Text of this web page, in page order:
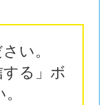
い。
る」ボ